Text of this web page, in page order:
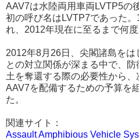
AAV7は水陸両用車両LVTP5の
初の呼び名はLVTP7であった
れ、2012年現在に至るまで何
2012年8月26日、尖閣諸島をは
との対立関係が深まる中で、
土を奪還する際の必要性から
AAV7を配備するための予算を
た。
関連サイト：
Assault Amphibious Vehicle